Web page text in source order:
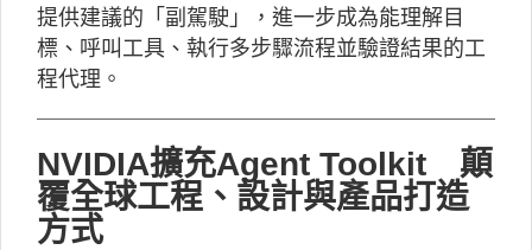
提供建議的「副駕駛」，進一步成為能理解目
標、呼叫工具、執行多步驟流程並驗證結果的工
程代理。
NVIDIA擴充Agent Toolkit 顛
覆全球工程、設計與產品打造
方式